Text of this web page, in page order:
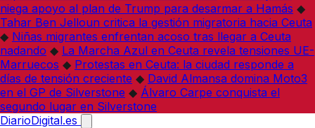
niega apoyo al plan de Trump para desarmar a Hamás ◆
Tahar Ben Jelloun critica la gestión migratoria hacia Ceuta
◆ Niñas migrantes enfrentan acoso tras llegar a Ceuta
nadando ◆ La Marcha Azul en Ceuta revela tensiones UE-
Marruecos ◆ Protestas en Ceuta: la ciudad responde a
días de tensión creciente ◆ David Almansa domina Moto3
en el GP de Silverstone ◆ Álvaro Carpe conquista el
segundo lugar en Silverstone
DiarioDigital.es